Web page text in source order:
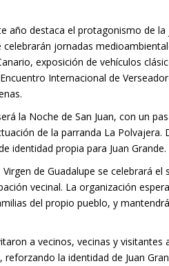
año destaca el protagonismo de la
jornadas
exposición de vehículos
Internacional de
la Noche de San Juan, con un
de la parranda La Polvajera.
identidad propia para Juan Grande.
de Guadalupe se celebrará el
vecinal. La organización
del propio pueblo, y
a vecinos, vecinas y visitantes
la identidad de Juan